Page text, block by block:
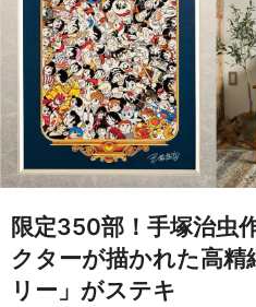
限定350部！手塚治虫
クターが描かれた高精
リー」がステキ